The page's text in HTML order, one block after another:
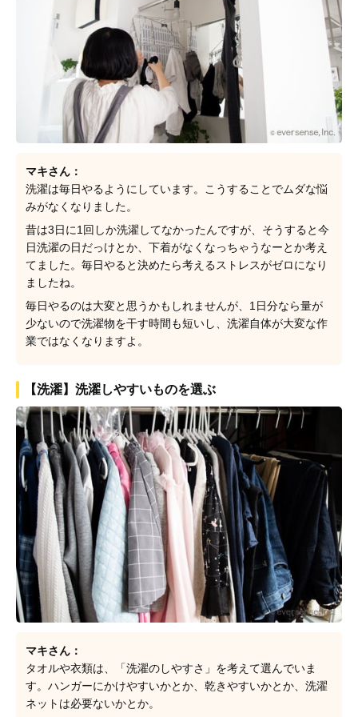
マキさん：
洗濯は毎日やるようにしています。こうすることでムダな悩
みがなくなりました。
昔は3日に1回しか洗濯してなかったんですが、そうすると今
日洗濯の日だっけとか、下着がなくなっちゃうなーとか考え
てました。毎日やると決めたら考えるストレスがゼロになり
ましたね。
毎日やるのは大変と思うかもしれませんが、1日分なら量が
少ないので洗濯物を干す時間も短いし、洗濯自体が大変な作
業ではなくなりますよ。
【洗濯】洗濯しやすいものを選ぶ
マキさん：
タオルや衣類は、「洗濯のしやすさ」を考えて選んでいま
す。ハンガーにかけやすいかとか、乾きやすいかとか、洗濯
ネットは必要ないかとか。